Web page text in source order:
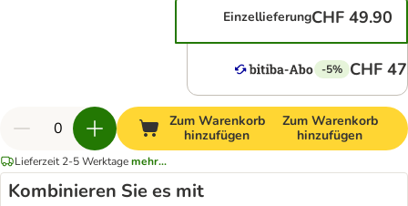
EinzellieferungCHF 49.90
-5% CHF
Zum Warenkorb
hinzufügen
Zum Warenkorb
hinzufügen
Lieferzeit 2-5 Werktagemehr...
Kombinieren Sie es mit